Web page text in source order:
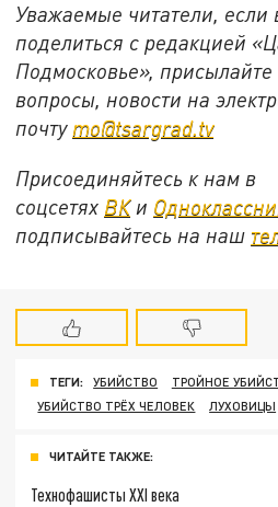
Уважаемые читатели, если
поделиться с редакцией
Подмосковье»,
вопросы, новости на
почту mo@tsargrad.tv
Присоединяйтесь к нам в
соцсетях ВКи
подписывайтесь на наш
ТЕГИ: УБИЙСТВО
ТРОЙНОЕ
УБИЙСТВО ТРЁХ ЧЕЛОВЕК
ЛУХОВИЦЫ
ЧИТАЙТЕ ТАКЖЕ:
Технофашисты XXI века